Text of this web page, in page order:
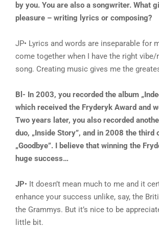
by you. You are also a songwriter. What
pleasure – writing lyrics or composing?
JP• Lyrics and words are inseparable for
come together when I have the right
song. Creating music gives me the
Bl- In 2003, you recorded the album
which received the Fryderyk Award and
Two years later, you also recorded
duo, „Inside Story”, and in 2008 the third
„Goodbye”. I believe that winning the
huge success…
JP• It doesn’t mean much to me and it
enhance your success unlike, say, the
the Grammys. But it’s nice to be
little bit.